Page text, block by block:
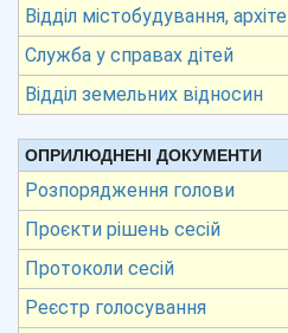
Відділ містобудування,
Служба у справах дітей
Відділ земельних відносин
ОПРИЛЮДНЕНІ ДОКУМЕНТИ
Розпорядження голови
Проєкти рішень сесій
Протоколи сесій
Реєстр голосування